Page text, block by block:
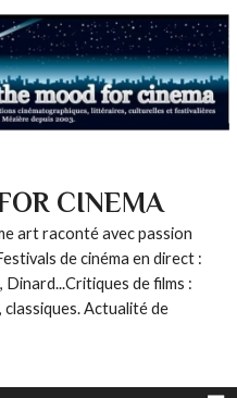
CINEMA
art raconté avec passion
de cinéma en direct :
Dinard...Critiques de films :
Actualité de